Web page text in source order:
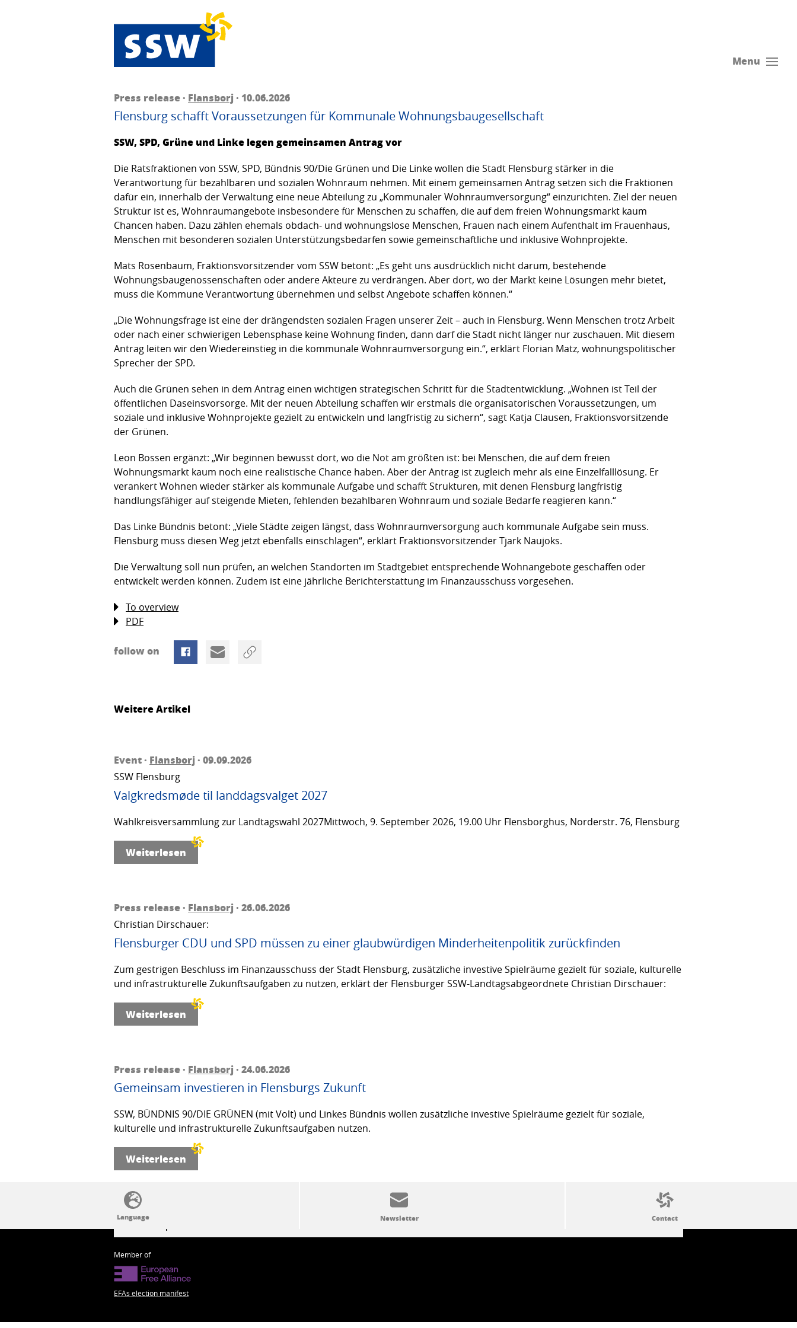
Menu
Press release · Flansborj· 10.06.2026
Flensburg schafft Voraussetzungen für Kommunale Wohnungsbaugesellschaft
SSW, SPD, Grüne und Linke legen gemeinsamen Antrag vor
Die Ratsfraktionen von SSW, SPD, Bündnis 90/Die Grünen und Die Linke wollen die Stadt Flensburg stärker in die
Verantwortung für bezahlbaren und sozialen Wohnraum nehmen. Mit einem gemeinsamen Antrag setzen sich die Fraktionen
dafür ein, innerhalb der Verwaltung eine neue Abteilung zu „Kommunaler Wohnraumversorgung“ einzurichten. Ziel der neuen
Struktur ist es, Wohnraumangebote insbesondere für Menschen zu schaffen, die auf dem freien Wohnungsmarkt kaum
Chancen haben. Dazu zählen ehemals obdach- und wohnungslose Menschen, Frauen nach einem Aufenthalt im Frauenhaus,
Menschen mit besonderen sozialen Unterstützungsbedarfen sowie gemeinschaftliche und inklusive Wohnprojekte.
Mats Rosenbaum, Fraktionsvorsitzender vom SSW betont: „Es geht uns ausdrücklich nicht darum, bestehende
Wohnungsbaugenossenschaften oder andere Akteure zu verdrängen. Aber dort, wo der Markt keine Lösungen mehr bietet,
muss die Kommune Verantwortung übernehmen und selbst Angebote schaffen können.“
„Die Wohnungsfrage ist eine der drängendsten sozialen Fragen unserer Zeit – auch in Flensburg. Wenn Menschen trotz Arbeit
oder nach einer schwierigen Lebensphase keine Wohnung finden, dann darf die Stadt nicht länger nur zuschauen. Mit diesem
Antrag leiten wir den Wiedereinstieg in die kommunale Wohnraumversorgung ein.“, erklärt Florian Matz, wohnungspolitischer
Sprecher der SPD.
Auch die Grünen sehen in dem Antrag einen wichtigen strategischen Schritt für die Stadtentwicklung. „Wohnen ist Teil der
öffentlichen Daseinsvorsorge. Mit der neuen Abteilung schaffen wir erstmals die organisatorischen Voraussetzungen, um
soziale und inklusive Wohnprojekte gezielt zu entwickeln und langfristig zu sichern“, sagt Katja Clausen, Fraktionsvorsitzende
der Grünen.
Leon Bossen ergänzt: „Wir beginnen bewusst dort, wo die Not am größten ist: bei Menschen, die auf dem freien
Wohnungsmarkt kaum noch eine realistische Chance haben. Aber der Antrag ist zugleich mehr als eine Einzelfalllösung. Er
verankert Wohnen wieder stärker als kommunale Aufgabe und schafft Strukturen, mit denen Flensburg langfristig
handlungsfähiger auf steigende Mieten, fehlenden bezahlbaren Wohnraum und soziale Bedarfe reagieren kann.“
Das Linke Bündnis betont: „Viele Städte zeigen längst, dass Wohnraumversorgung auch kommunale Aufgabe sein muss.
Flensburg muss diesen Weg jetzt ebenfalls einschlagen“, erklärt Fraktionsvorsitzender Tjark Naujoks.
Die Verwaltung soll nun prüfen, an welchen Standorten im Stadtgebiet entsprechende Wohnangebote geschaffen oder
entwickelt werden können. Zudem ist eine jährliche Berichterstattung im Finanzausschuss vorgesehen.
To overview
PDF
follow on
Weitere Artikel
Event · Flansborj· 09.09.2026
SSW Flensburg
Valgkredsmøde til landdagsvalget 2027
Wahlkreisversammlung zur Landtagswahl 2027Mittwoch, 9. September 2026, 19.00 Uhr Flensborghus, Norderstr. 76, Flensburg
Weiterlesen
Press release · Flansborj· 26.06.2026
Christian Dirschauer:
Flensburger CDU und SPD müssen zu einer glaubwürdigen Minderheitenpolitik zurückfinden
Zum gestrigen Beschluss im Finanzausschuss der Stadt Flensburg, zusätzliche investive Spielräume gezielt für soziale, kulturelle
und infrastrukturelle Zukunftsaufgaben zu nutzen, erklärt der Flensburger SSW-Landtagsabgeordnete Christian Dirschauer:
Weiterlesen
Press release · Flansborj· 24.06.2026
Gemeinsam investieren in Flensburgs Zukunft
SSW, BÜNDNIS 90/DIE GRÜNEN (mit Volt) und Linkes Bündnis wollen zusätzliche investive Spielräume gezielt für soziale,
kulturelle und infrastrukturelle Zukunftsaufgaben nutzen.
Weiterlesen
SSW politics from A to Z
Member of
EFAs election manifest